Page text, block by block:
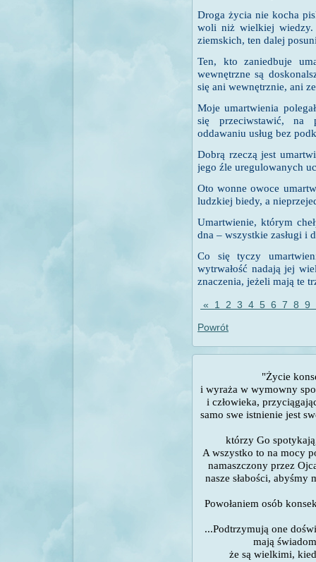
Droga życia nie kocha
woli niż wielkiej wiedzy.
ziemskich, ten dalej
Ten, kto zaniedbuje
wewnętrzne są
się ani wewnętrznie, ani
Moje umartwienia
się przeciwstawić, na
oddawaniu usług bez
Dobrą rzeczą jest
jego źle uregulowanych
Oto wonne owoce
ludzkiej biedy, a
Umartwienie, którym
dna – wszystkie zasługi i
Co się tyczy
wytrwałość nadają jej
znaczenia, jeżeli mają te
« 1 2 3 4 5 6 7 8 9
Powrót
"Życie
i wyraża w wymowny
i człowieka,
samo swe istnienie jest
którzy Go
A wszystko to na mocy
namaszczony przez
nasze słabości,
Powołaniem osób
...Podtrzymują one
mają
że są wielkimi,